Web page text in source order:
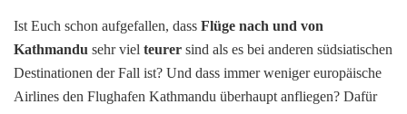
Ist Euch schon aufgefallen, dass Flüge nach und von
Kathmandu sehr viel teurer sind als es bei anderen südsiatischen
Destinationen der Fall ist? Und dass immer weniger europäische
Airlines den Flughafen Kathmandu überhaupt anfliegen? Dafür